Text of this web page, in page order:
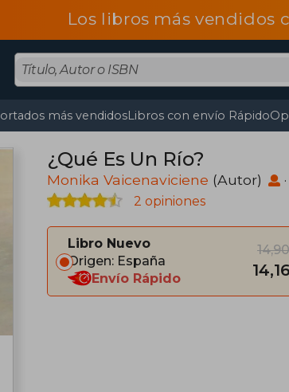
Los libros más vendidos
más vendidosLibros con envío Rápido
¿Qué Es Un Río?
Monika Vaicenaviciene (Autor) ·
2 opiniones
Libro Nuevo
Origen: España
Envío Rápido